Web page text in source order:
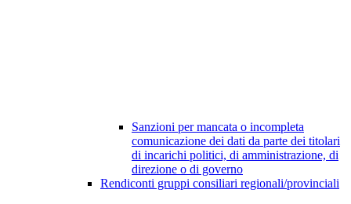
Sanzioni per mancata o incompleta
comunicazione dei dati da parte dei titolari
di incarichi politici, di amministrazione, di
direzione o di governo
Rendiconti gruppi consiliari regionali/provinciali